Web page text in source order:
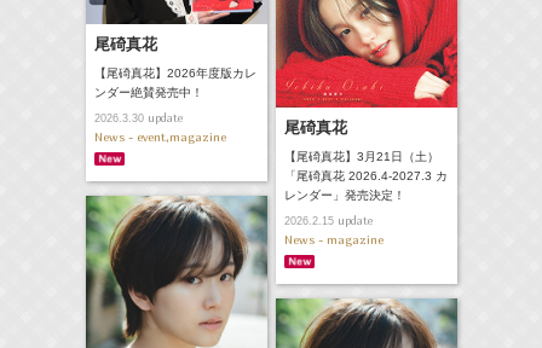
尾碕真花
【尾碕真花】2026年度版カレ
ンダー絶賛発売中！
2026.3.30update
News - event,magazine 尾碕真花
【尾碕真花】3月21日（土）
「尾碕真花 2026.4-2027.3 カ
レンダー」発売決定！
2026.2.15update
News - magazine